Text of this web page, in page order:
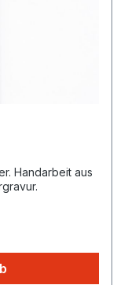
Handarbeit aus